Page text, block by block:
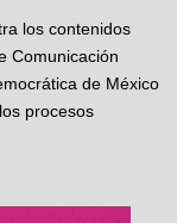
los contenidos
Comunicación
de México
procesos